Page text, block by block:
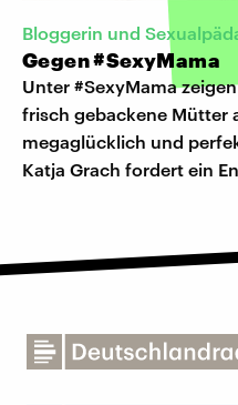
Bloggerin und
Gegen #SexyMama
Unter #SexyMama
frisch gebackene Mütter
megaglücklich und
Katja Grach fordert ein